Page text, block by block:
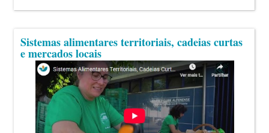
Sistemas alimentares territoriais, cadeias curtas
e mercados locais